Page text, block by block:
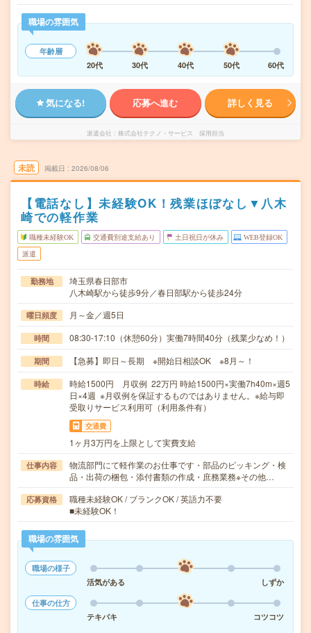
職場の雰囲気
年齢層
20代
30代 40代 50代 60代
気になる! 応募へ進む 詳しく見る
派遣会社 株式会社テクノ・サービス 採用担当
未読 掲載日 2026/08/06
【電話なし】未経験OK！残業ほぼなし▼八木
崎での軽作業
職種未経験OK 交通費別途支給あり 土日祝日が休み WEB登録OK
派遣
勤務地
埼玉県春日部市
八木崎駅から徒歩9分／春日部駅から徒歩24分
曜日頻度 月～金／週5日
時間 08:30-17:10（休憩60分）実働7時間40分（残業少なめ！）
期間 【急募】即日～長期 ※開始日相談OK ※8月～！
時給
時給1500円 月収例 22万円 時給1500円×実働7h40m×週5
日×4週 ※月収例を保証するものではありません。※給与即
受取りサービス利用可（利用条件有）
交通費
1ヶ月3万円を上限として実費支給
仕事内容
物流部門にて軽作業のお仕事です・部品のピッキング・検
品・出荷の梱包・添付書類の作成・庶務業務※その他…
応募資格
職種未経験OK / ブランクOK / 英語力不要
■未経験OK！
職場の雰囲気
職場の様子
活気がある
しずか
仕事の仕方
テキパキ
コツコツ